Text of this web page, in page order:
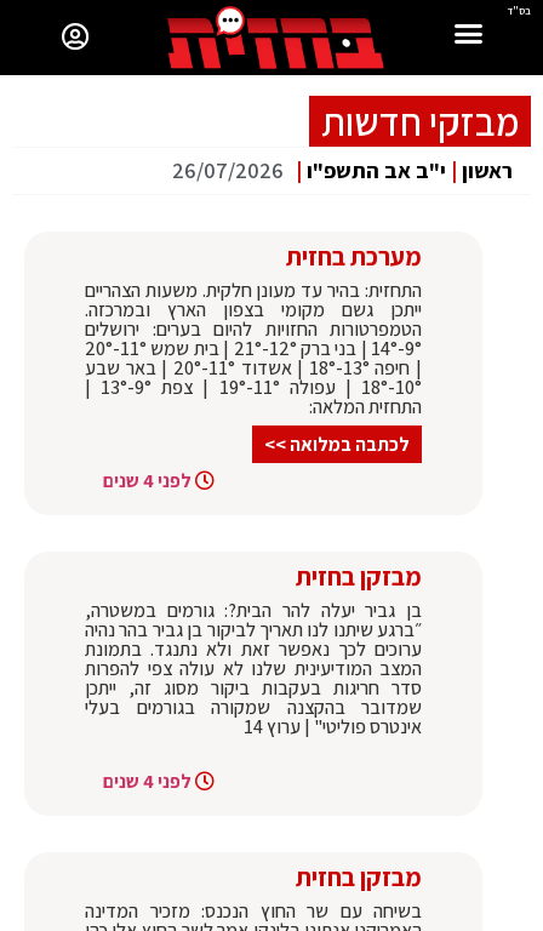
בס"ד
מבזקי חדשות
ראשון | י"ב אב התשפ"ו |
26/07/2026
מערכת בחזית
התחזית: בהיר עד מעונן חלקית. משעות הצהריים
ייתכן גשם מקומי בצפון הארץ ובמרכזה.
הטמפרטורות החזויות להיום בערים: ירושלים
9°-14° | בני ברק 12°-21° | בית שמש 11°-20°
| חיפה 13°-18° | אשדוד 11°-20° | באר שבע
10°-18° | עפולה 11°-19° | צפת 9°-13° |
התחזית המלאה:
לכתבה במלואה >>
לפני 4 שנים
מבזקן בחזית
בן גביר יעלה להר הבית?: גורמים במשטרה,
״ברגע שיתנו לנו תאריך לביקור בן גביר בהר נהיה
ערוכים לכך נאפשר זאת ולא נתנגד. ‏בתמונת
המצב המודיעינית שלנו לא עולה צפי להפרות
סדר חריגות בעקבות ביקור מסוג זה, ייתכן
שמדובר בהקצנה שמקורה בגורמים בעלי
אינטרס פוליטי" | ערוץ 14
לפני 4 שנים
מבזקן בחזית
בשיחה עם שר החוץ הנכנס: מזכיר המדינה